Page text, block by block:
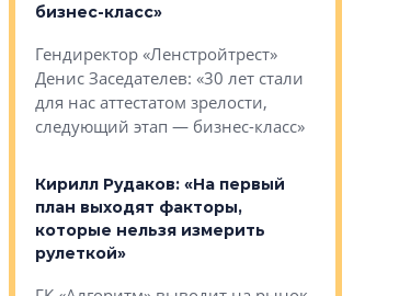
бизнес-класс»
Гендиректор «Ленстройтрест»
Денис Заседателев: «30 лет стали
для нас аттестатом зрелости,
следующий этап — бизнес-класс»
Кирилл Рудаков: «На первый
план выходят факторы,
которые нельзя измерить
рулеткой»